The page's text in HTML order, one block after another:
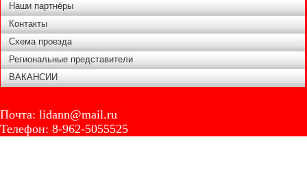
Наши партнёры
Контакты
Схема проезда
Региональные представители
ВАКАНСИИ
Почта: lidann@mail.ru
Телефон: 8-962-5055525